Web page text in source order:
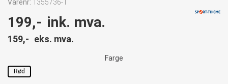
Varenr: 1355736-1
199,- ink. mva.
159,- eks. mva.
Farge
Rød